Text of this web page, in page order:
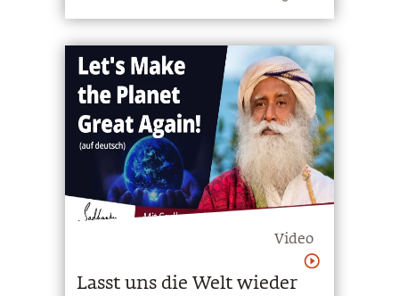
Video
Lasst uns die Welt wieder